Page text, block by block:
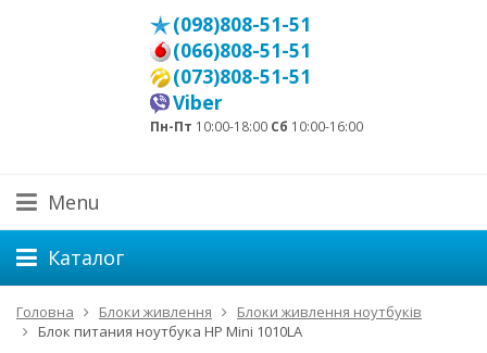
(098)808-51-51
(066)808-51-51
(073)808-51-51
Viber
Пн-Пт 10:00-18:00 Сб 10:00-16:00
Menu
Каталог
Головна Блоки живлення
Блоки живлення ноутбуків
Блок питания ноутбука HP Mini 1010LA